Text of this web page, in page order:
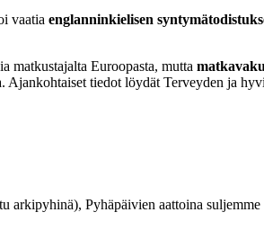
vaatia englanninkielisen
matkustajalta Euroopasta, mutta
Ajankohtaiset tiedot löydät Terveyden ja
arkipyhinä), Pyhäpäivien aattoina